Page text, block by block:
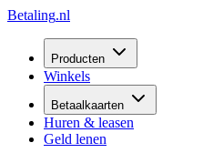
Betaling.nl
Producten
Winkels
Betaalkaarten
Huren & leasen
Geld lenen